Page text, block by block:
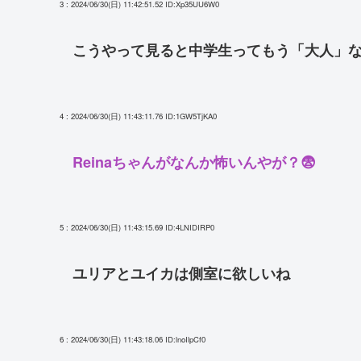
3 : 2024/06/30(日) 11:42:51.52 ID:Xp35UU6W0
こうやって見ると中学生ってもう「大人」
4 : 2024/06/30(日) 11:43:11.76 ID:1GW5TjKA0
Reinaちゃんがなんか怖いんやが？😨
5 : 2024/06/30(日) 11:43:15.69 ID:4LNIDIRP0
ユリアとユイカは側室に欲しいね
6 : 2024/06/30(日) 11:43:18.06 ID:lnoIlpCf0